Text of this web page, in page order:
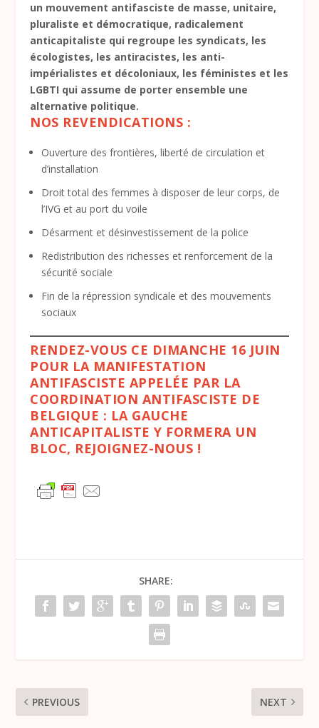
un mouvement antifasciste de masse, unitaire,
pluraliste et démocratique, radicalement
anticapitaliste qui regroupe les syndicats, les
écologistes, les antiracistes, les anti-
impérialistes et décoloniaux, les féministes et les
LGBTI qui assume de porter ensemble une
alternative politique.
NOS REVENDICATIONS :
Ouverture des frontières, liberté de circulation et
d’installation
Droit total des femmes à disposer de leur corps, de
l’IVG et au port du voile
Désarment et désinvestissement de la police
Redistribution des richesses et renforcement de la
sécurité sociale
Fin de la répression syndicale et des mouvements
sociaux
RENDEZ-VOUS CE DIMANCHE 16 JUIN
POUR LA MANIFESTATION
ANTIFASCISTE APPELÉE PAR LA
COORDINATION ANTIFASCISTE DE
BELGIQUE : LA GAUCHE
ANTICAPITALISTE Y FORMERA UN
BLOC, REJOIGNEZ-NOUS !
SHARE:
PREVIOUS NEXT